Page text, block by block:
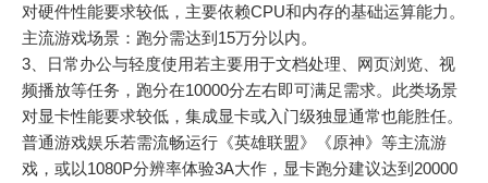
对硬件性能要求较低，主要依赖CPU和内存的基础运算能力。
主流游戏场景：跑分需达到15万分以内。
3、日常办公与轻度使用若主要用于文档处理、网页浏览、视
频播放等任务，跑分在10000分左右即可满足需求。此类场景
对显卡性能要求较低，集成显卡或入门级独显通常也能胜任。
普通游戏娱乐若需流畅运行《英雄联盟》《原神》等主流游
戏，或以1080P分辨率体验3A大作，显卡跑分建议达到20000